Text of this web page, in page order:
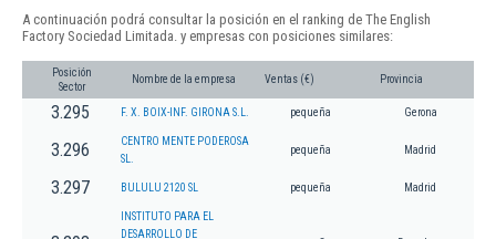
A continuación podrá consultar la posición en el ranking de The English
Factory Sociedad Limitada. y empresas con posiciones similares:
Posición
Sector
Nombre de la empresa Ventas (€) Provincia
3.295 F. X. BOIX-INF. GIRONA S.L. pequeña Gerona
3.296
CENTRO MENTE PODEROSA
SL.
pequeña Madrid
3.297 BULULU 2120 SL pequeña Madrid
INSTITUTO PARA EL
DESARROLLO DE